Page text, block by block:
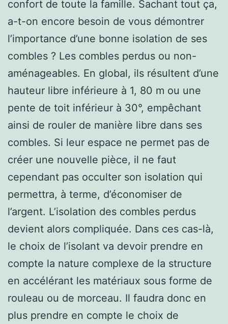
confort de toute la famille. Sachant tout ça,
a-t-on encore besoin de vous démontrer
l’importance d’une bonne isolation de ses
combles ? Les combles perdus ou non-
aménageables. En global, ils résultent d’une
hauteur libre inférieure à 1, 80 m ou une
pente de toit inférieur à 30°, empêchant
ainsi de rouler de manière libre dans ses
combles. Si leur espace ne permet pas de
créer une nouvelle pièce, il ne faut
cependant pas occulter son isolation qui
permettra, à terme, d’économiser de
l’argent. L’isolation des combles perdus
devient alors compliquée. Dans ces cas-là,
le choix de l’isolant va devoir prendre en
compte la nature complexe de la structure
en accélérant les matériaux sous forme de
rouleau ou de morceau. Il faudra donc en
plus prendre en compte le choix de